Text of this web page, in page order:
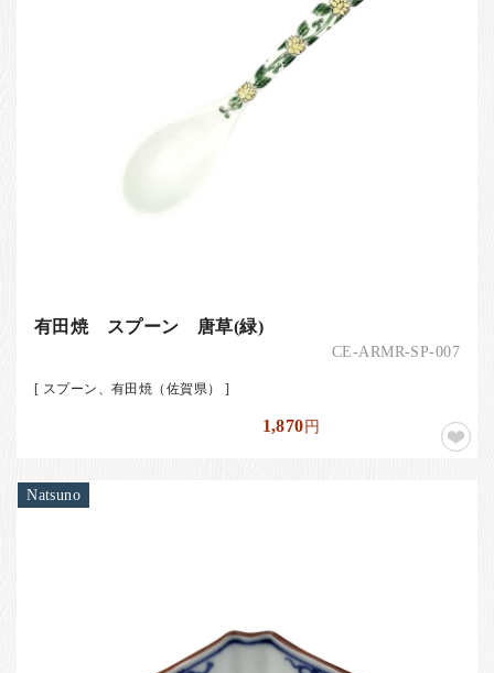
有田焼 スプーン 唐草(緑)
CE-ARMR-SP-007
[ スプーン、有田焼（佐賀県） ]
1,870円
Natsuno